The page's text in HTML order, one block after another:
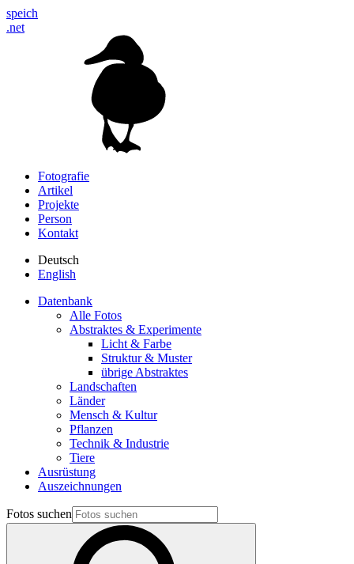
speich
.net
Fotografie
Artikel
Projekte
Person
Kontakt
Deutsch
English
Datenbank
Alle Fotos
Abstraktes & Experimente
Licht & Farbe
Struktur & Muster
übrige Abstraktes
Landschaften
Länder
Mensch & Kultur
Pflanzen
Technik & Industrie
Tiere
Ausrüstung
Auszeichnungen
Fotos suchen